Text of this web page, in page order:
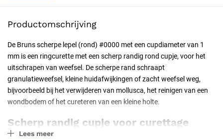
Toepassing Chirurgisch
Resorbeerbaar (hechtdraad) Nee
Professioneel, Latexvrij
Productomschrijving
De Bruns scherpe lepel (rond) #0000 met een cupdiameter van 1
mm is een ringcurette met een scherp randig rond cupje, voor het
uitschrapen van weefsel. De scherpe rand schraapt
granulatieweefsel, kleine huidafwijkingen of zacht weefsel weg,
bijvoorbeeld bij het verwijderen van mollusca, het reinigen van een
wondbodem of het cureteren van een kleine holte.
Scherp randig cupje voor curettage
Het ronde cupje met scherpe rand maakt gerichte curettage
Lees meer